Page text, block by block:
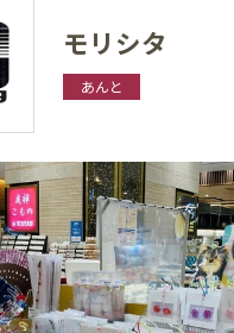
ュース
モリシタ
あんと